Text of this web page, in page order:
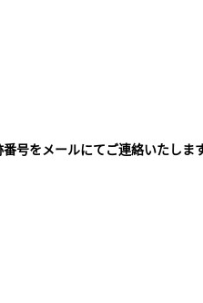
号をメールにてご連絡いたしま